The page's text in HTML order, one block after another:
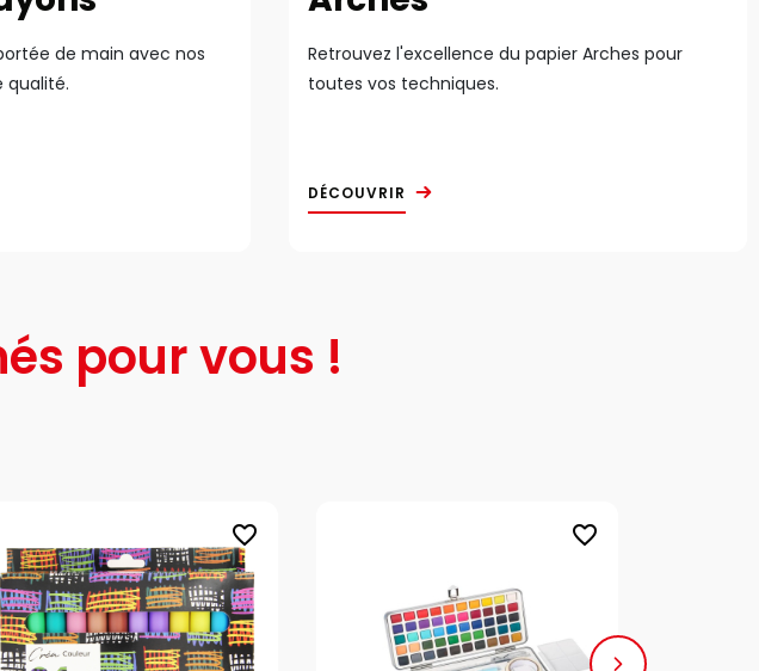
de main avec nos
qualité.
Retrouvez l'excellence du papier Arches pour
toutes vos techniques.
DÉCOUVRIR
pour vous !
favorite_border favorite_border